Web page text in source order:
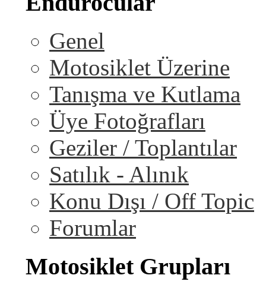
Genel
Motosiklet Üzerine
Tanışma ve Kutlama
Üye Fotoğrafları
Geziler / Toplantılar
Satılık - Alınık
Konu Dışı / Off Topic
Forumlar
Motosiklet Grupları